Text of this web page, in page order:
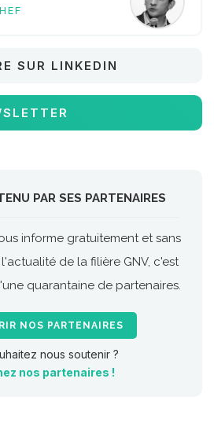
SUR LINKEDIN
PAR SES PARTENAIRES
informe gratuitement et sans
de la filière GNV, c'est
quarantaine de partenaires.
NOS PARTENAIRES
nous soutenir ?
nos partenaires !